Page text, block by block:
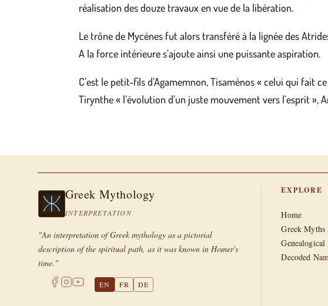
réalisation des douze travaux en vue de la libération.
Le trône de Mycènes fut alors transféré à la lignée des
A la force intérieure s’ajoute ainsi une puissante aspiration.
C’est le petit-fils d’Agamemnon, Tisaménos « celui qui fait
Tirynthe « l’évolution d’un juste mouvement vers l’esprit
Greek Mythology
INTERPRETATION
"An interpretation of Greek mythology as a pictorial
description of the spiritual path, as it was known in Homer's
time."
EN FR DE
EXPLORE
Home
Greek
Genealogical
Decoded